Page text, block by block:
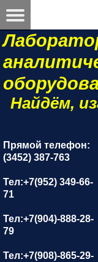
Найдём,
Прямой телефон:
(3452) 387-763
Тел:+7(952) 349-66-
71
Тел:+7(904)-888-28-
79
Тел:+7(908)-865-29-